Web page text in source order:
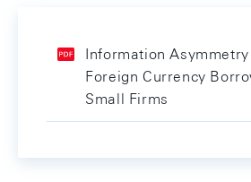
Information Asymmetry
Foreign Currency
Small Firms